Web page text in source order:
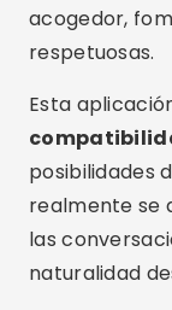
acogedor,
respetuosas.
Esta
posibilidades
realmente se
las
naturalidad